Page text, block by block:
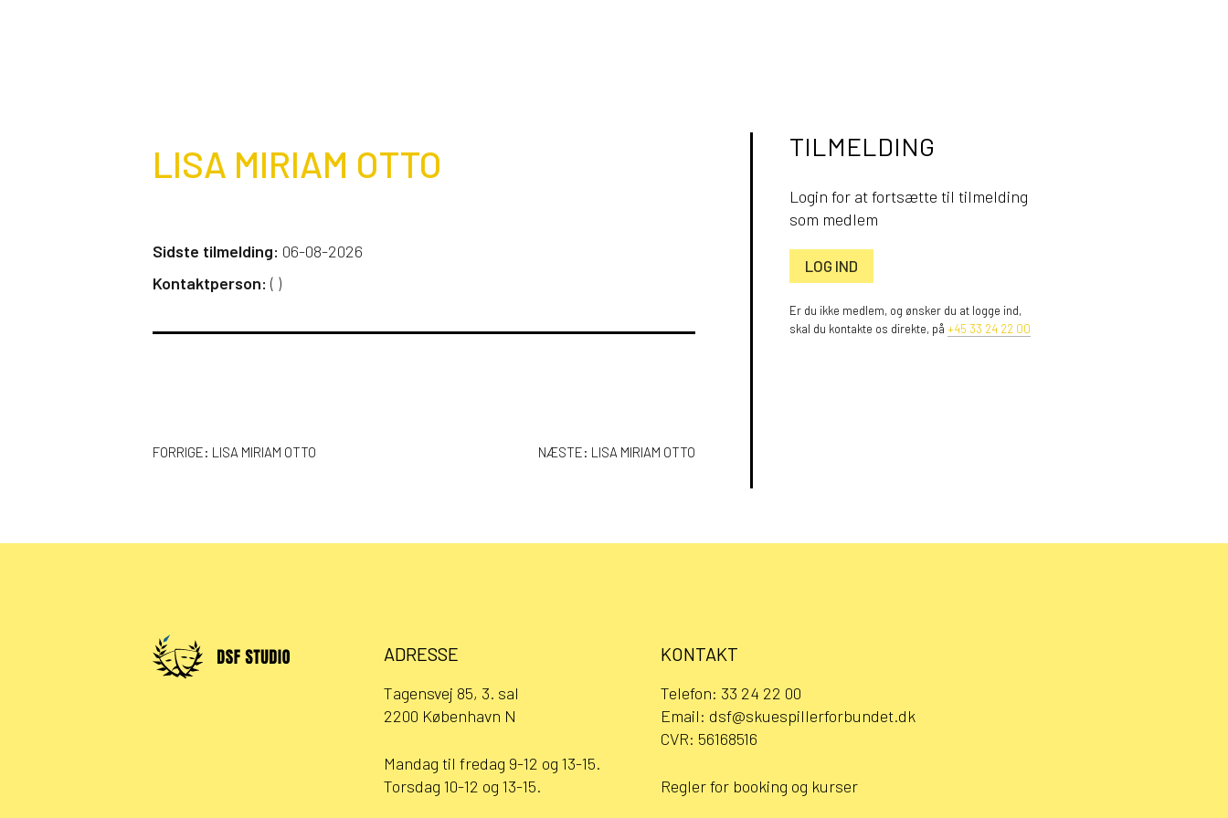
LISA MIRIAM OTTO
Sidste tilmelding: 06-08-2026
Kontaktperson: ( )
INDLÆGSNAVIGATION
FORRIGE: LISA MIRIAM OTTO NÆSTE: LISA MIRIAM OTTO
TILMELDING
Login for at fortsætte til tilmelding
som medlem
LOG IND
Er du ikke medlem, og ønsker du at logge ind,
skal du kontakte os direkte, på +45 33 24 22 00
ADRESSE
Tagensvej 85, 3. sal
2200 København N
Mandag til fredag 9-12 og 13-15.
Torsdag 10-12 og 13-15.
KONTAKT
Telefon: 33 24 22 00
Email: dsf@skuespillerforbundet.dk
CVR: 56168516
Regler for booking og kurser